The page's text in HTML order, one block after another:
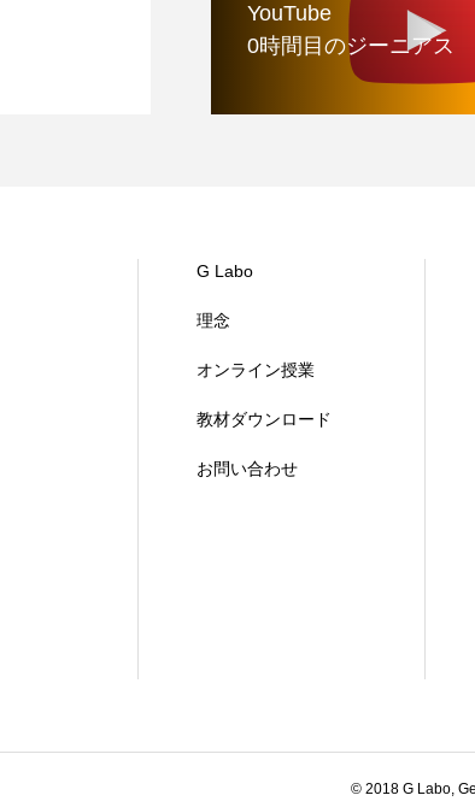
YouTube
0時間目のジーニアス
G Labo
理念
オンライン授業
教材ダウンロード
お問い合わせ
© 2018 G Labo,